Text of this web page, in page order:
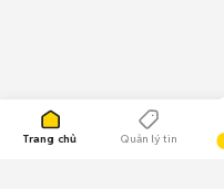
Trang chủ Quản lý tin